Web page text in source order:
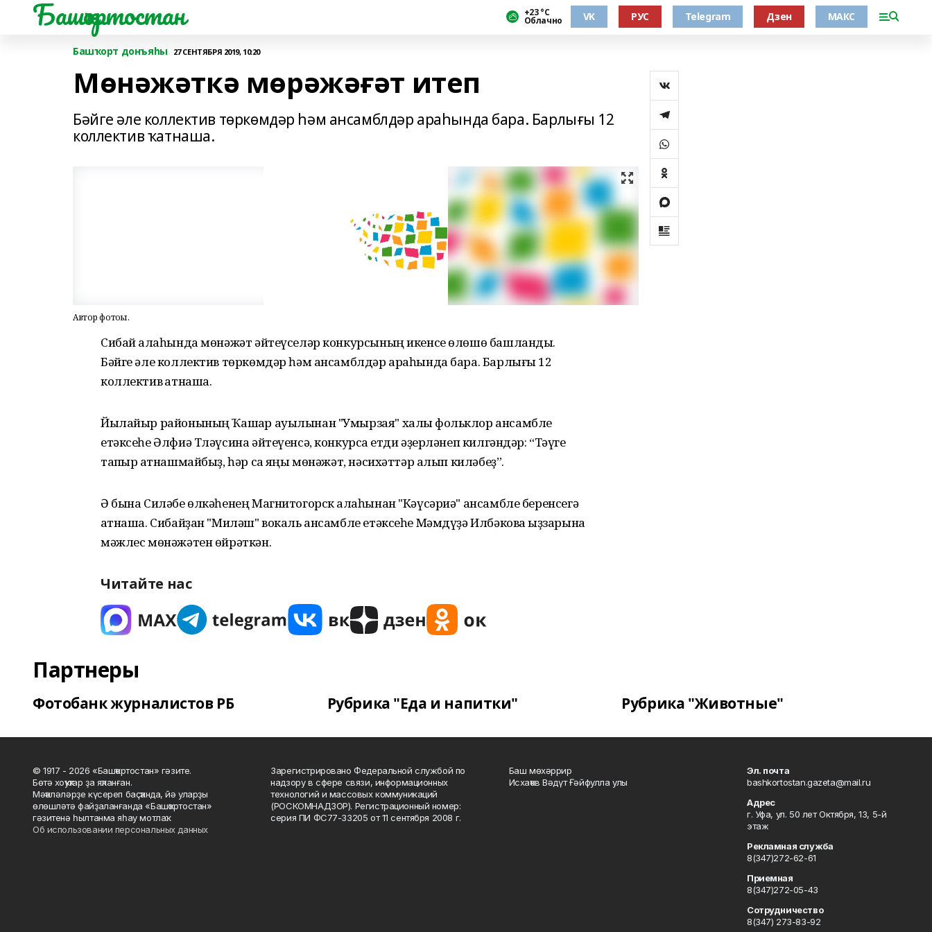
Башҡортостан +23 °С
Облачно VK РУС Telegram Дзен МАКС
Башҡорт донъяһы 27 СЕНТЯБРЯ 2019, 10:20
Мөнәжәткә мөрәжәғәт итеп
Бәйге әле коллектив төркөмдәр һәм ансамблдәр араһында бара. Барлығы 12
коллектив ҡатнаша.
Автор фотоһы.
Сибай ҡалаһында мөнәжәт әйтеүселәр конкурсының икенсе өлөшө башланды.
Бәйге әле коллектив төркөмдәр һәм ансамблдәр араһында бара. Барлығы 12
коллектив ҡатнаша.
Йылайыр районының Ҡашҡар ауылынан "Умырзая" халыҡ фольклор ансамбле
етәксеһе Әлфиә Тләүсина әйтеүенсә, конкурсҡа етди әҙерләнеп килгәндәр: “Тәүге
тапҡыр ҡатнашмайбыҙ, һәр саҡ яңы мөнәжәт, нәсихәттәр алып киләбеҙ”.
Ә бына Силәбе өлкәһенең Магнитогорск ҡалаһынан "Кәүсәриә" ансамбле беренсегә
ҡатнаша. Сибайҙан "Миләш" вокаль ансамбле етәксеһе Мәмдүҙә Илбәкова ҡыҙзарына
мәжлес мөнәжәтен өйрәткән.
Читайте нас
Партнеры
Фотобанк журналистов РБ Рубрика "Еда и напитки" Рубрика "Животные"
© 1917 - 2026 «Башҡортостан» гәзите.
Бөтә хоҡуҡтар ҙа яҡланған.
Мәҡәләләрҙе күсереп баҫҡанда, йә уларҙы
өлөшләтә файҙаланғанда «Башҡортостан»
гәзитенә һылтанма яһау мотлаҡ.
Об использовании персональных данных
Зарегистрировано Федеральной службой по
надзору в сфере связи, информационных
технологий и массовых коммуникаций
(РОСКОМНАДЗОР). Регистрационный номер:
серия ПИ ФС77-33205 от 11 сентября 2008 г.
Баш мөхәррир
Исхаҡов Вәдүт Ғәйфулла улы
Эл. почта
bashkortostan.gazeta@mail.ru
Адрес
г. Уфа, ул. 50 лет Октября, 13, 5-й
этаж
Рекламная служба
8(347)272-62-61
Приемная
8(347)272-05-43
Сотрудничество
8(347) 273-83-92